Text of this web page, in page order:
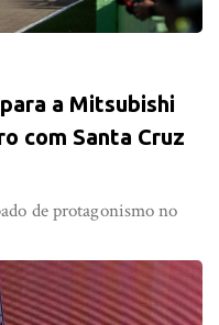
a Mitsubishi
com Santa Cruz
de protagonismo no